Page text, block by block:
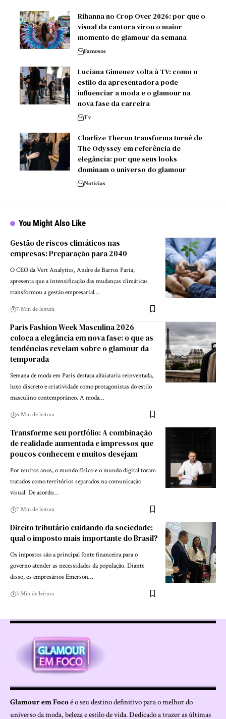
Rihanna no Crop Over 2026: por que o
visual da cantora virou o maior
momento de glamour da semana
Famosos
Luciana Gimenez volta à TV: como o
estilo da apresentadora pode
influenciar a moda e o glamour na
nova fase da carreira
Tv
Charlize Theron transforma turnê de
The Odyssey em referência de
elegância: por que seus looks
dominam o universo do glamour
Notícias
You Might Also Like
Gestão de riscos climáticos nas
empresas: Preparação para 2040
O CEO da Vert Analytics, Andre de Barros Faria,
apresenta que a intensificação das mudanças climáticas
transformou a gestão empresarial…
7 Min de leitura
Paris Fashion Week Masculina 2026
coloca a elegância em nova fase: o que as
tendências revelam sobre o glamour da
temporada
Semana de moda em Paris destaca alfaiataria reinventada,
luxo discreto e criatividade como protagonistas do estilo
masculino contemporâneo. A moda…
6 Min de leitura
Transforme seu portfólio: A combinação
de realidade aumentada e impressos que
poucos conhecem e muitos desejam
Por muitos anos, o mundo físico e o mundo digital foram
tratados como territórios separados na comunicação
visual. De acordo…
7 Min de leitura
Direito tributário cuidando da sociedade:
qual o imposto mais importante do Brasil?
Os impostos são a principal fonte financeira para o
governo atender as necessidades da população. Diante
disso, os empresários Emerson…
3 Min de leitura
Glamour em Focoé o seu destino definitivo para o melhor do
universo da moda, beleza e estilo de vida. Dedicado a trazer as últimas